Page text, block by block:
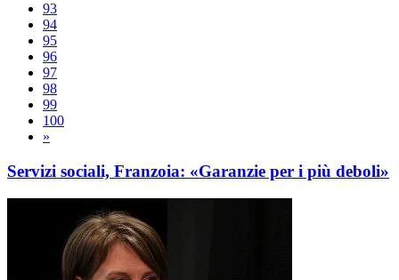
93
94
95
96
97
98
99
100
»
Servizi sociali, Franzoia: «Garanzie per i più deboli»